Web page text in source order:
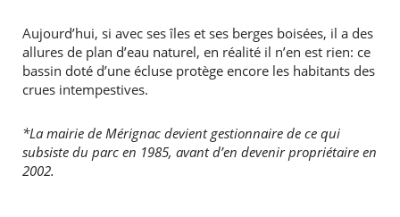
Aujourd’hui, si avec ses îles et ses berges boisées, il a des
allures de plan d’eau naturel, en réalité il n’en est rien: ce
bassin doté d’une écluse protège encore les habitants des
crues intempestives.
*La mairie de Mérignac devient gestionnaire de ce qui
subsiste du parc en 1985, avant d’en devenir propriétaire en
2002.